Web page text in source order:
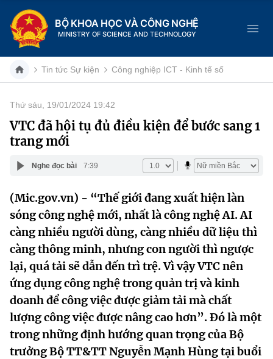
BỘ KHOA HỌC VÀ CÔNG NGHỆ
MINISTRY OF SCIENCE AND TECHNOLOGY
Danh mục
Trang chủ
Giới thiệu
Chức năng nhiệm vụ
Cơ cấu tổ chức
Lịch sử phát triển
Sở Khoa học và Công nghệ
Tin tức sự kiện
Khoa học và Công nghệ
Đổi mới sáng tạo
Chuyển đổi số
Bưu chính, Viễn thông
Sở hữu trí tuệ
Dịch vụ công
Hệ thống văn bản
Văn bản QPPL
Văn bản chỉ đạo điều hành
Lấy ý kiến người dân về dự thảo VBQPPL
MST IOFFICE
THỐNG KÊ
Khoa học và Công nghệ
Multimedia
Tin tức Sự kiện Công nghiệp ICT - Kinh tế số
Thứ sáu, 19/01/2024 19:42
VTC đã hội tụ đủ điều kiện để bước sang 1
trang mới
Nghe đọc bài 7:39
(Mic.gov.vn) - “Thế giới đang xuất hiện làn
sóng công nghệ mới, nhất là công nghệ AI. AI
càng nhiều người dùng, càng nhiều dữ liệu thì
càng thông minh, nhưng con người thì ngược
lại, quá tải sẽ dẫn đến trì trệ. Vì vậy VTC nên
ứng dụng công nghệ trong quản trị và kinh
doanh để công việc được giảm tải mà chất
lượng công việc được nâng cao hơn”. Đó là một
trong những định hướng quan trọng của Bộ
trưởng Bộ TT&TT Nguyễn Mạnh Hùng tại buổi